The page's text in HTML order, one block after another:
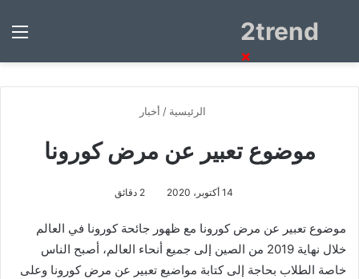
2trendبحث
الرئيسية / أخبار
موضوع تعبير عن مرض كورونا
14 أكتوبر، 2020 2 دقائق
موضوع تعبير عن مرض كورونا مع ظهور جائحة كورونا في العالم
خلال نهاية 2019 من الصين إلى جميع أنحاء العالم، أصبح الناس
خاصة الطلاب بحاجة إلى كتابة مواضيع تعبير عن مرض كورونا وعلى
×